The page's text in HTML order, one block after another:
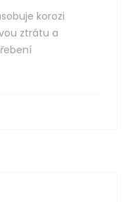
korozi
ztrátu a